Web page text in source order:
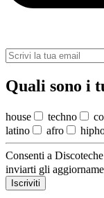
Quali sono i
house techno
latino
afro
Consenti a
inviarti gli
Iscriviti